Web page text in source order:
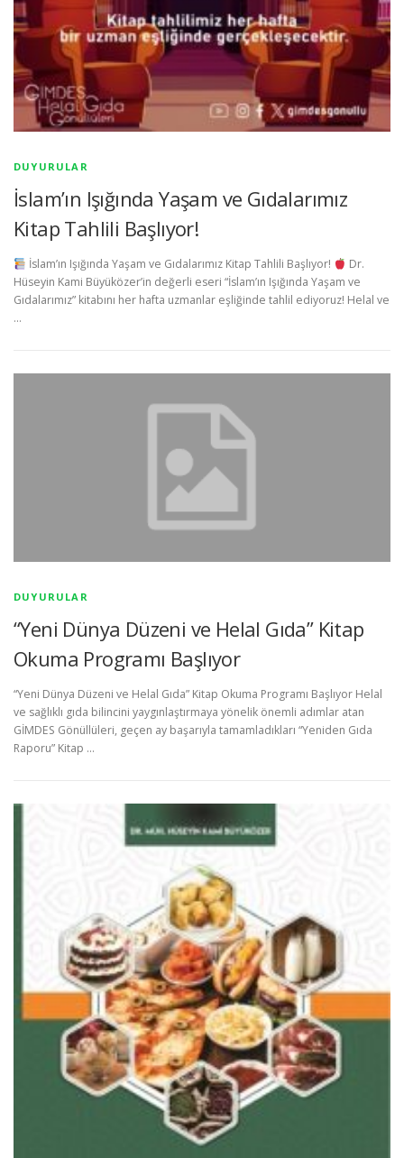
DUYURULAR
İslam’ın Işığında Yaşam ve Gıdalarımız
Kitap Tahlili Başlıyor!
İslam’ın Işığında Yaşam ve Gıdalarımız Kitap Tahlili Başlıyor!
Dr.
Hüseyin Kami Büyüközer’in değerli eseri “İslam’ın Işığında Yaşam ve
Gıdalarımız” kitabını her hafta uzmanlar eşliğinde tahlil ediyoruz! Helal ve
…
DUYURULAR
“Yeni Dünya Düzeni ve Helal Gıda” Kitap
Okuma Programı Başlıyor
“Yeni Dünya Düzeni ve Helal Gıda” Kitap Okuma Programı Başlıyor Helal
ve sağlıklı gıda bilincini yaygınlaştırmaya yönelik önemli adımlar atan
GİMDES Gönüllüleri, geçen ay başarıyla tamamladıkları “Yeniden Gıda
Raporu” Kitap …